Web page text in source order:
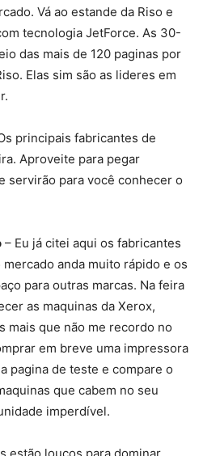
Vá ao estande da Riso e
tecnologia JetForce. As 30-
das mais de 120 paginas por
Elas sim são as lideres em
principais fabricantes de
Aproveite para pegar
servirão para você conhecer o
– Eu já citei aqui os fabricantes
anda muito rápido e os
para outras marcas. Na feira
as maquinas da Xerox,
mais que não me recordo no
em breve uma impressora
pagina de teste e compare o
que cabem no seu
imperdível.